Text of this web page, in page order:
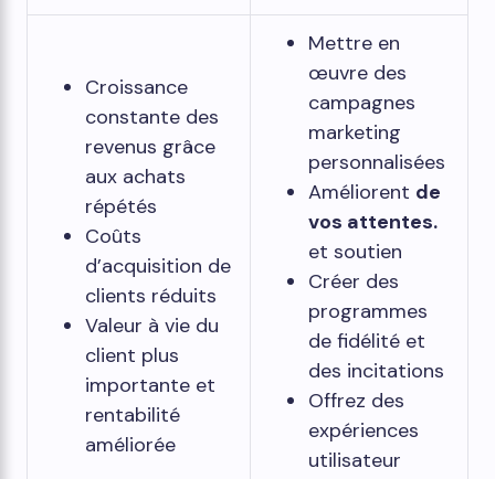
Croissance
constante des
revenus grâce
aux achats
répétés
Coûts
d’acquisition de
clients réduits
Valeur à vie du
client plus
importante et
rentabilité
améliorée
Mettre en
œuvre des
campagnes
marketing
personnalisées
Améliorent de
vos attentes.
et soutien
Créer des
programmes
de fidélité et
des incitations
Offrez des
expériences
utilisateur